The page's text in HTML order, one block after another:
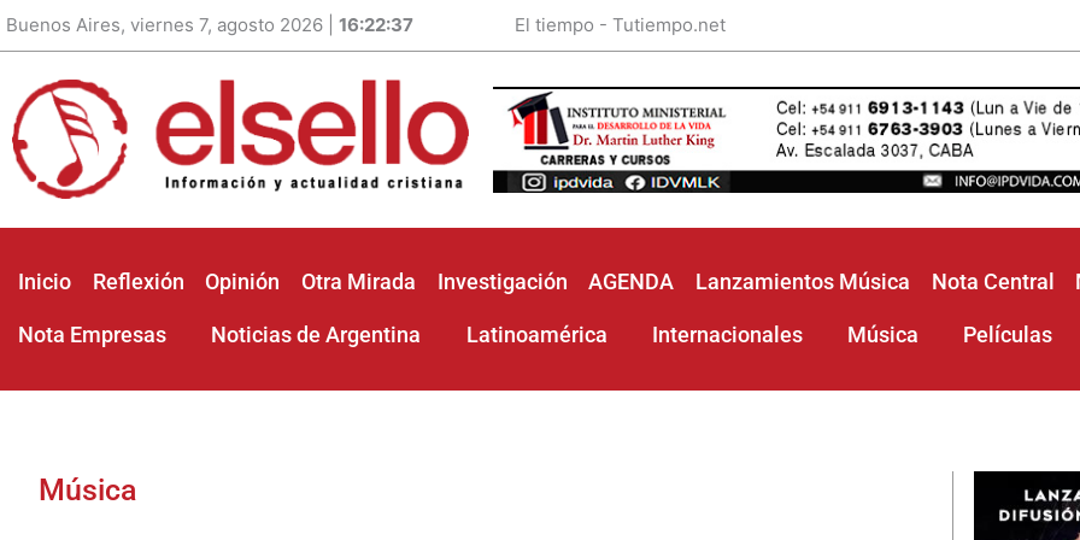
Buenos Aires, viernes 7, agosto 2026 | 16:22:39 El tiempo - Tutiempo.net
Inicio Reflexión Opinión Otra Mirada Investigación AGENDA Lanzamientos Música Nota Central
Nota Empresas Noticias de Argentina Latinoamérica Internacionales Música Películas
Música